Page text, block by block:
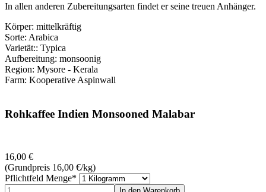
In allen anderen Zubereitungsarten findet er seine treuen Anhänger.
Körper: mittelkräftig
Sorte: Arabica
Varietät:: Typica
Aufbereitung: monsoonig
Region: Mysore - Kerala
Farm: Kooperative Aspinwall
Rohkaffee Indien Monsooned Malabar
16,00 €
(Grundpreis 16,00 €/kg)
Pflichtfeld Menge*